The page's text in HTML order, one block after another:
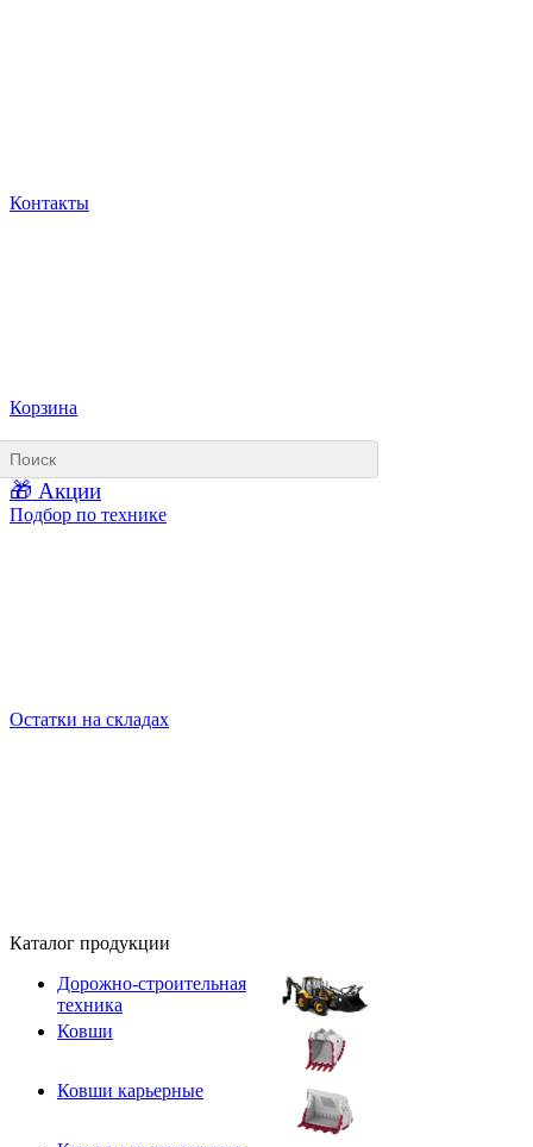
Контакты
Корзина
🎁 Акции
Подбор по технике
Остатки на складах
Каталог продукции
Дорожно-строительная
техника
Ковши
Ковши карьерные